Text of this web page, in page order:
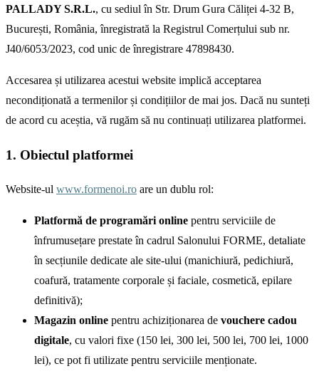
PALLADY S.R.L., cu sediul în Str. Drum Gura Căliței 4-32 B,
București, România, înregistrată la Registrul Comerțului sub nr.
J40/6053/2023, cod unic de înregistrare 47898430.
Accesarea și utilizarea acestui website implică acceptarea
necondiționată a termenilor și condițiilor de mai jos. Dacă nu sunteți
de acord cu aceștia, vă rugăm să nu continuați utilizarea platformei.
1. Obiectul platformei
Website-ul www.formenoi.ro are un dublu rol:
Platformă de programări online pentru serviciile de
înfrumusețare prestate în cadrul Salonului FORME, detaliate
în secțiunile dedicate ale site-ului (manichiură, pedichiură,
coafură, tratamente corporale și faciale, cosmetică, epilare
definitivă);
Magazin online pentru achiziționarea de vouchere cadou
digitale, cu valori fixe (150 lei, 300 lei, 500 lei, 700 lei, 1000
lei), ce pot fi utilizate pentru serviciile menționate.